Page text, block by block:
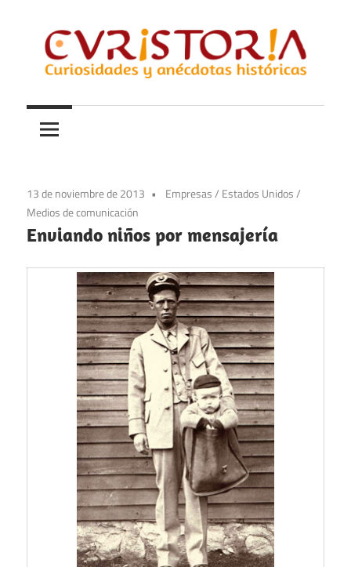
contenido
Curistoria
y
anécdotas
historia
13 de noviembre de 2013 Empresas/ Estados Unidos/
Medios de comunicación
Enviando niños por mensajería